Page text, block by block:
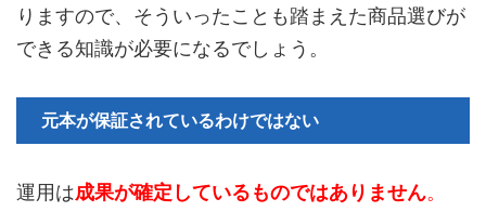
りますので、そういったことも踏まえた商品選びが
できる知識が必要になるでしょう。
元本が保証されているわけではない
運用は成果が確定しているものではありません。